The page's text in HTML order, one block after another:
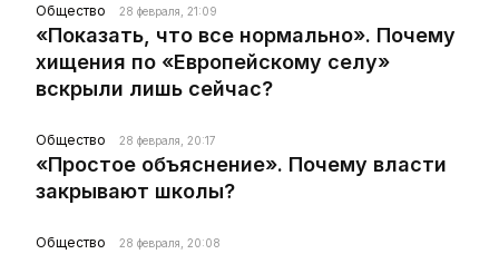
Общество 28 февраля, 21:09
«Показать, что все нормально». Почему
хищения по «Европейскому селу»
вскрыли лишь сейчас?
Общество 28 февраля, 20:17
«Простое объяснение». Почему власти
закрывают школы?
Общество 28 февраля, 20:08